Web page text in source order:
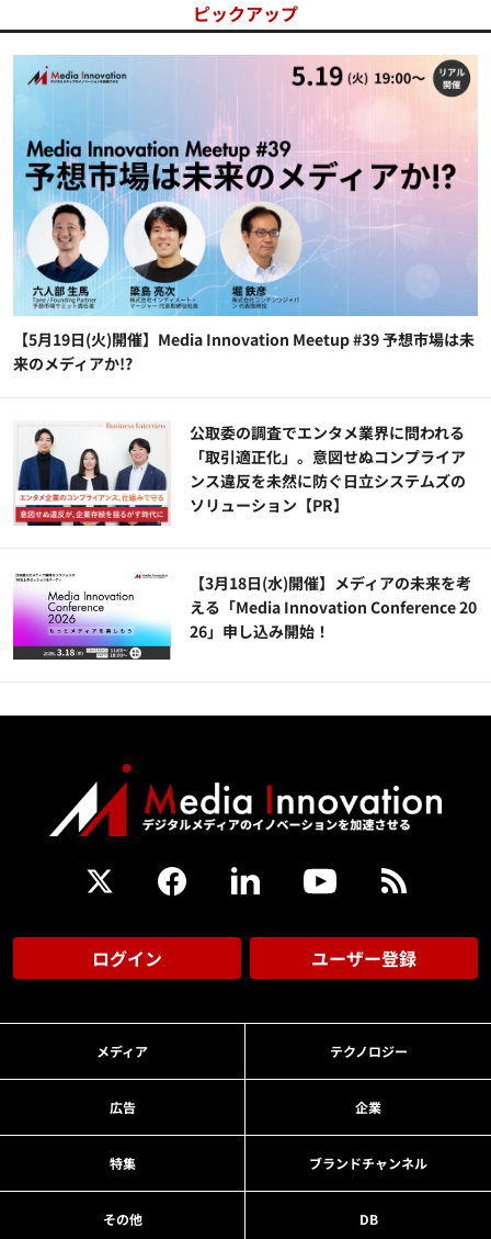
ピックアップ
【5月19日(火)開催】Media Innovation Meetup #39 予想市場は未
来のメディアか!?
公​​取委の調査でエンタメ業界に問われる
「取引適正化」。意図せぬコンプライア
ンス違反を未然に防ぐ日立システムズの
ソリューション​【PR】
【3月18日(水)開催】メディアの未来を考
える「Media Innovation Conference 20
26」申し込み開始！
ログイン ユーザー登録
メディア テクノロジー
広告 企業
特集 ブランドチャンネル
その他 DB